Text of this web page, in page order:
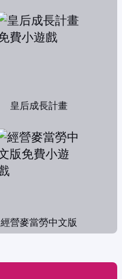
皇后成長計畫
經營麥當勞中文版